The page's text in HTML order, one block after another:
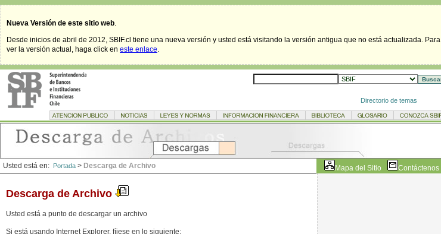
Nueva Versión de este sitio web.
Desde inicios de abril de 2012, SBIF.cl tiene una nueva versión y usted está visitando la versión antigua que no está actualizada. Para
ver la versión actual, haga click en este enlace.
Directorio de temas
Usted está en: Portada > Descarga de Archivo Mapa del Sitio Contáctenos
Descarga de Archivo
Usted está a punto de descargar un archivo
Si está usando Internet Explorer, fíjese en lo siguiente: